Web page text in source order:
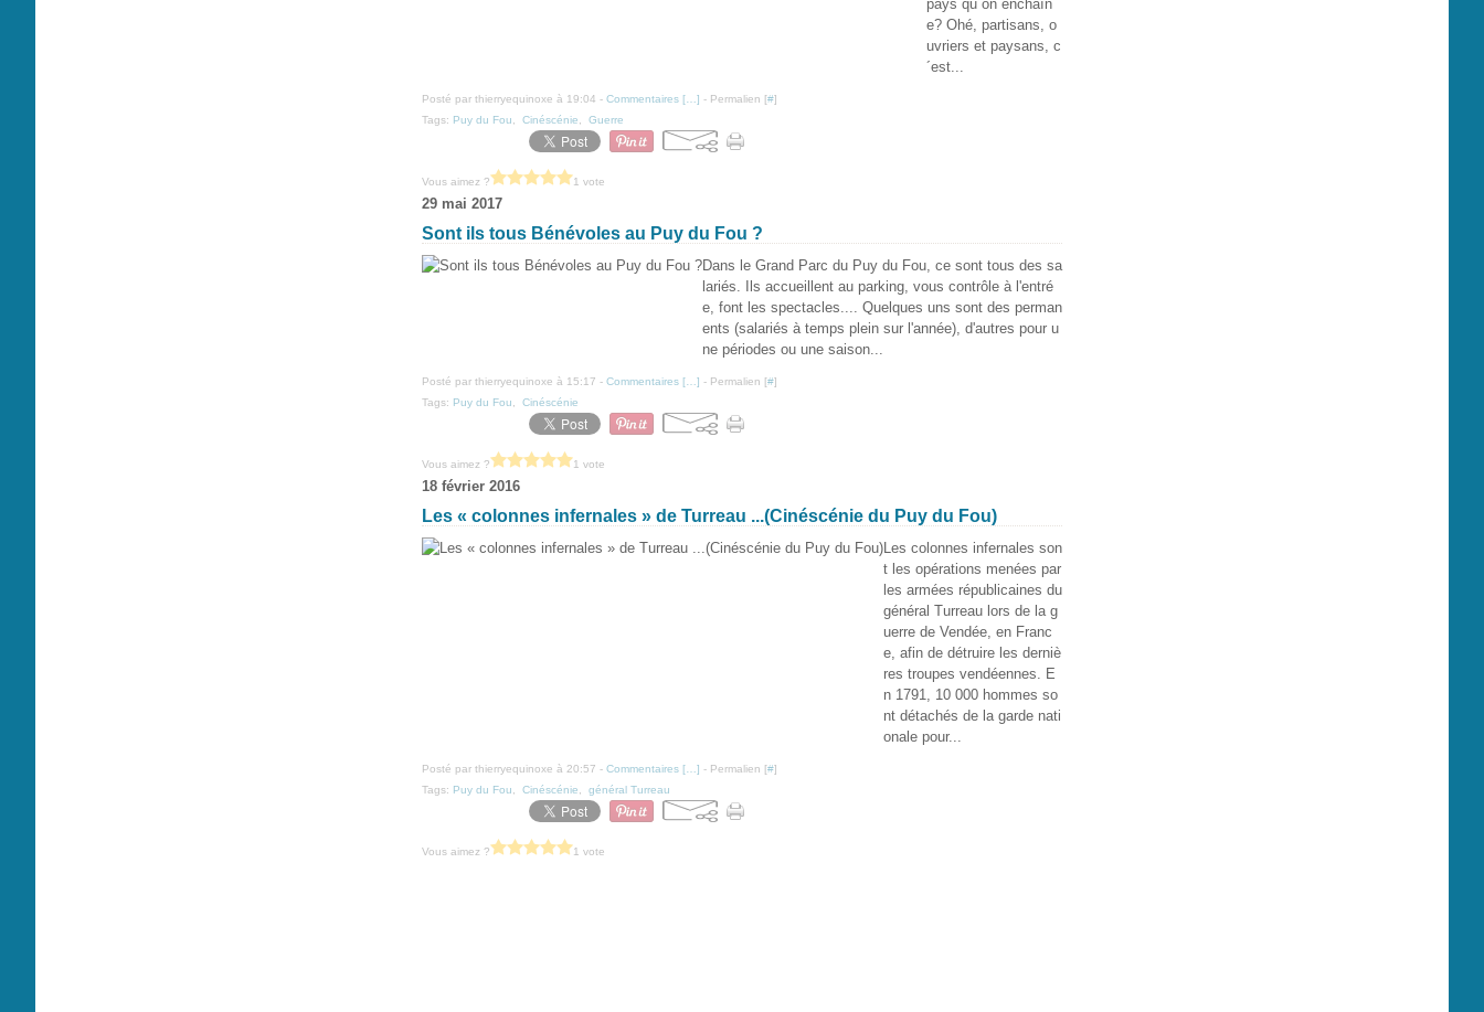
pays qu´on enchaîn
e? Ohé, partisans, o
uvriers et paysans, c
´est...
Posté par thierryequinoxe à 19:04 - Commentaires [ ] - Permalien [#]
Tags: Puy du Fou Cinéscénie Guerre
Vous aimez ? 1 vote
29 mai 2017
Sont ils tous Bénévoles au Puy du Fou ?
Dans le Grand Parc du Puy du Fou, ce sont tous des sa
lariés. Ils accueillent au parking, vous contrôle à l'entré
e, font les spectacles.... Quelques uns sont des perman
ents (salariés à temps plein sur l'année), d'autres pour u
ne périodes ou une saison...
Posté par thierryequinoxe à 15:17 - Commentaires [ ] - Permalien [#]
Tags: Puy du Fou Cinéscénie
Vous aimez ? 1 vote
18 février 2016
Les « colonnes infernales » de Turreau ...(Cinéscénie du Puy du Fou)
Les colonnes infernales son
t les opérations menées par
les armées républicaines du
général Turreau lors de la g
uerre de Vendée, en Franc
e, afin de détruire les derniè
res troupes vendéennes. E
n 1791, 10 000 hommes so
nt détachés de la garde nati
onale pour...
Posté par thierryequinoxe à 20:57 - Commentaires [ ] - Permalien [#]
Tags: Puy du Fou Cinéscénie général Turreau
Vous aimez ? 1 vote